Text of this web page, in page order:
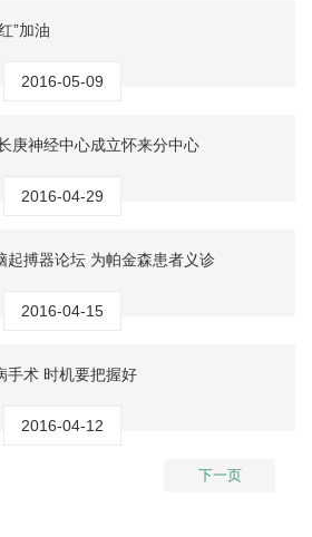
”加油
2016-05-09
庚神经中心成立怀来分中心
2016-04-29
起搏器论坛 为帕金森患者义诊
2016-04-15
手术 时机要把握好
2016-04-12
下一页